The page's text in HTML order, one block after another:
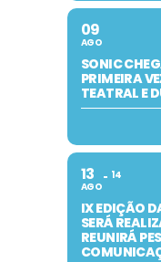
09
AGO
SONIC
PRIMEIRA
TEATRAL E
13
AGO
14
IX EDIÇÃO
SERÁ
REUNIRÁ